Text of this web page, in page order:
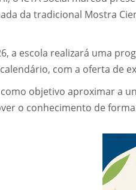
da tradicional Mostra
a escola realizará uma
com a oferta de
objetivo aproximar a
o conhecimento de